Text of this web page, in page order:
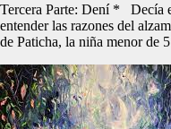
Tercera Parte: Dení * Decía
entender las razones del
de Paticha, la niña menor de